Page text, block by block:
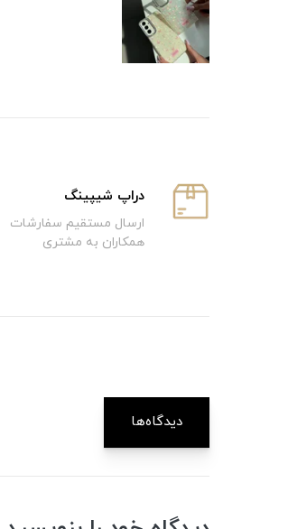
دراپ شیپینگ
ارسال مستقیم سفارشات
همکاران به مشتری
دیدگاه‌ها